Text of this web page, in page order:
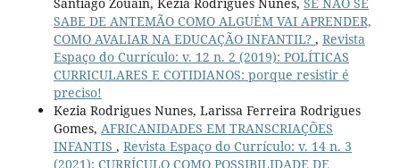
SABE DE ANTEMÃO COMO ALGUÉM VAI APRENDER,
COMO AVALIAR NA EDUCAÇÃO INFANTIL? , Revista
Espaço do Currículo: v. 12 n. 2 (2019): POLÍTICAS
CURRICULARES E COTIDIANOS: porque resistir é
preciso!
Kezia Rodrigues Nunes, Larissa Ferreira Rodrigues
Gomes, AFRICANIDADES EM TRANSCRIAÇÕES
INFANTIS , Revista Espaço do Currículo: v. 14 n. 3
(2021): CURRÍCULO COMO POSSIBILIDADE DE